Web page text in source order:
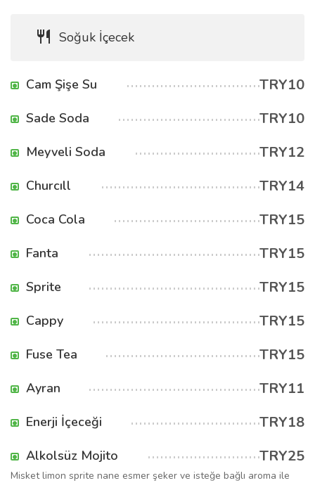
Soğuk İçecek
Cam Şişe Su TRY10
Sade Soda TRY10
Meyveli Soda TRY12
Churcıll TRY14
Coca Cola TRY15
Fanta TRY15
Sprite TRY15
Cappy TRY15
Fuse Tea TRY15
Ayran TRY11
Enerji İçeceği TRY18
Alkolsüz Mojito TRY25
Misket limon sprite nane esmer şeker ve isteğe bağlı aroma ile